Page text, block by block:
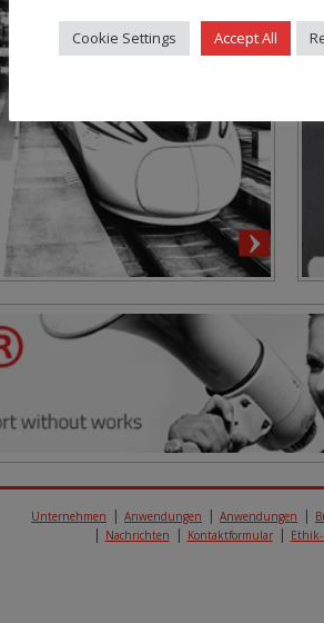
Unternehmen Anwendungen Anwendungen
Nachrichten
Kontaktformular Ethik-
Cookie Settings Accept All